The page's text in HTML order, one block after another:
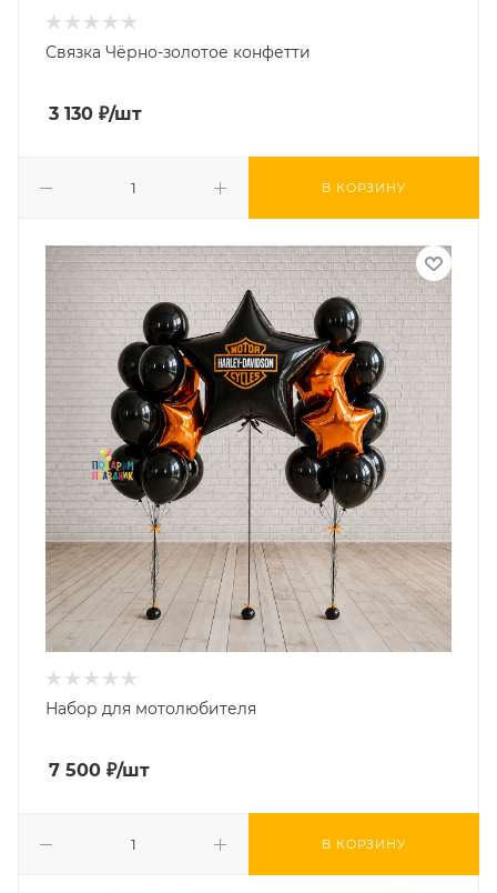
Связка Чёрно-золотое конфетти
3 130 ₽/шт
В КОРЗИНУ
Набор для мотолюбителя
7 500 ₽/шт
В КОРЗИНУ